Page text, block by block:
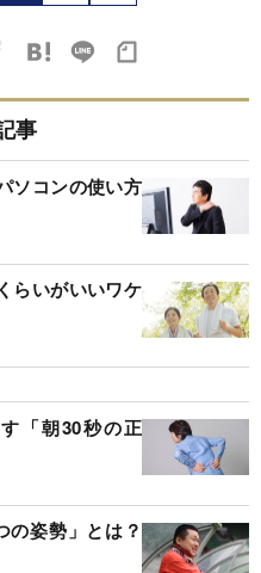
事
ソコンの使い方
らいがいいワケ
「朝30秒の正
の姿勢」とは？